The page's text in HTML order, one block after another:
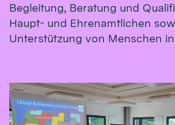
Begleitung, Beratung und
Haupt- und Ehrenamtlichen
Unterstützung von Menschen